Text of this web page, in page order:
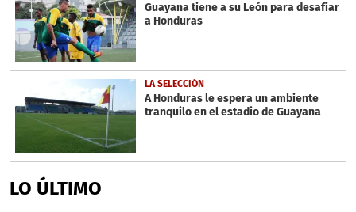
Guayana tiene a su León para desafiar
a Honduras
LA SELECCIÓN
A Honduras le espera un ambiente
tranquilo en el estadio de Guayana
LO ÚLTIMO